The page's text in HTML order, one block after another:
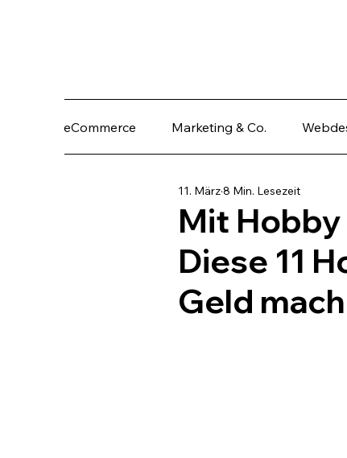
eCommerce Marketing & Co.
Mit
Diese 11
Geld
11. März8 Min. Lesezeit